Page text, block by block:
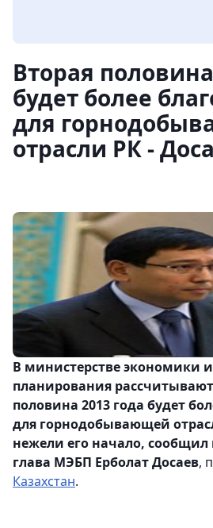
Вторая
будет более
для
отрасли РК -
В министерстве экономики
планирования
половина 2013 года будет
для горнодобывающей
нежели его начало, сообщил
глава МЭБП Ерболат Досаев,
Казахстан.